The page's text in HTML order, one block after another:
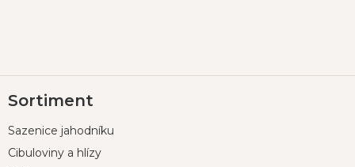
á
a
Sortiment
Sazenice jahodníku
Cibuloviny a hlízy